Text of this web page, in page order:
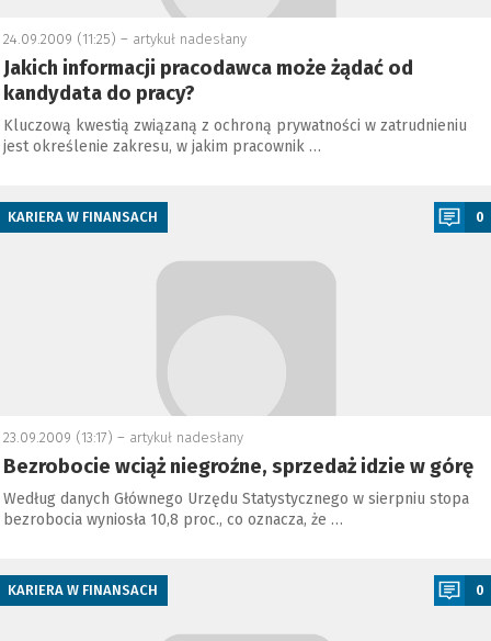
24.09.2009 (11:25) – artykuł nadesłany
Jakich informacji pracodawca może żądać od
kandydata do pracy?
Kluczową kwestią związaną z ochroną prywatności w zatrudnieniu
jest określenie zakresu, w jakim pracownik …
KARIERA W FINANSACH 0
23.09.2009 (13:17) – artykuł nadesłany
Bezrobocie wciąż niegroźne, sprzedaż idzie w górę
Według danych Głównego Urzędu Statystycznego w sierpniu stopa
bezrobocia wyniosła 10,8 proc., co oznacza, że …
KARIERA W FINANSACH 0